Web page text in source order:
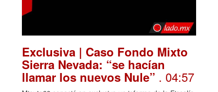
Exclusiva | Caso Fondo Mixto
Sierra Nevada: “se hacían
llamar los nuevos Nule” . 04:57